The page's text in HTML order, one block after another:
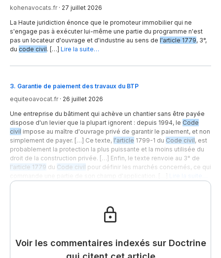
kohenavocats.fr· 27 juillet 2026
La Haute juridiction énonce que le promoteur immobilier qui ne
s'engage pas à exécuter lui-même une partie du programme n'est
pas un locateur d'ouvrage et d'industrie au sens de l'article 1779, 3°,
du code civil. […] Lire la suite…
3. Garantie de paiement des travaux du BTP
equiteoavocat.fr· 26 juillet 2026
Une entreprise du bâtiment qui achève un chantier sans être payée
dispose d'un levier que la plupart ignorent : depuis 1994, le Code
civil impose au maître d'ouvrage privé de garantir le paiement, et non
simplement de payer. […] Ce texte, l'article 1799-1 du Code civil, est
probablement la protection la plus puissante et la moins utilisée du
droit de la construction privée. […] Enfin, le texte renvoie au 3° de
l'article 1779 du Code civil pour définir les marchés concernés, ce qui
Lire la suite…
Voir les commentaires indexés sur Doctrine